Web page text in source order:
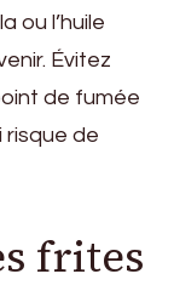
ou l’huile
Évitez
de fumée
risque de
frites